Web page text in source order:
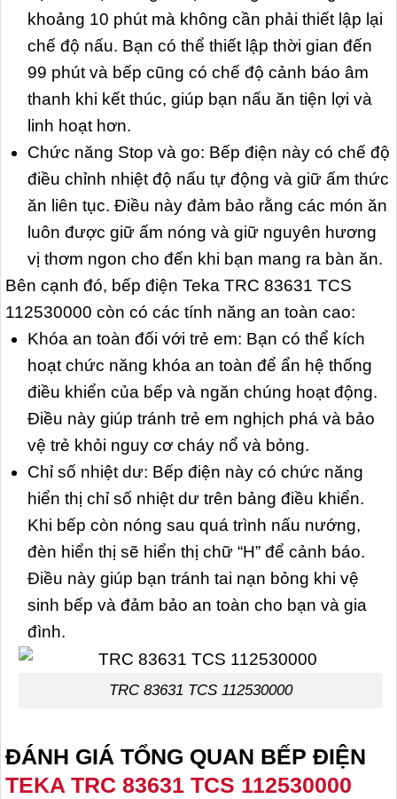
khoảng 10 phút mà không cần phải thiết lập lại
chế độ nấu. Bạn có thể thiết lập thời gian đến
99 phút và bếp cũng có chế độ cảnh báo âm
thanh khi kết thúc, giúp bạn nấu ăn tiện lợi và
linh hoạt hơn.
Chức năng Stop và go: Bếp điện này có chế độ
điều chỉnh nhiệt độ nấu tự động và giữ ấm thức
ăn liên tục. Điều này đảm bảo rằng các món ăn
luôn được giữ ấm nóng và giữ nguyên hương
vị thơm ngon cho đến khi bạn mang ra bàn ăn.
Bên cạnh đó, bếp điện Teka TRC 83631 TCS
112530000 còn có các tính năng an toàn cao:
Khóa an toàn đối với trẻ em: Bạn có thể kích
hoạt chức năng khóa an toàn để ẩn hệ thống
điều khiển của bếp và ngăn chúng hoạt động.
Điều này giúp tránh trẻ em nghịch phá và bảo
vệ trẻ khỏi nguy cơ cháy nổ và bỏng.
Chỉ số nhiệt dư: Bếp điện này có chức năng
hiển thị chỉ số nhiệt dư trên bảng điều khiển.
Khi bếp còn nóng sau quá trình nấu nướng,
đèn hiển thị sẽ hiển thị chữ “H” để cảnh báo.
Điều này giúp bạn tránh tai nạn bỏng khi vệ
sinh bếp và đảm bảo an toàn cho bạn và gia
đình.
TRC 83631 TCS 112530000
ĐÁNH GIÁ TỔNG QUAN BẾP ĐIỆN
TEKA TRC 83631 TCS 112530000